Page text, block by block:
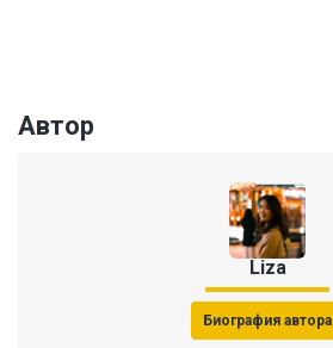
Автор
Liza
Биография автора